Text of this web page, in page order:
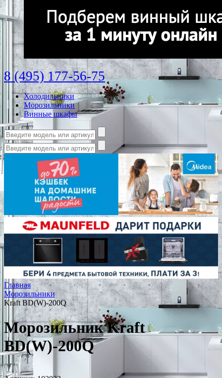
8 (495) 177-56-75
Холодильники
Морозильники
Винные шкафы
Главная
Морозильники
Kraft BD(W)-200Q
Морозильник Kraft
BD(W)-200Q